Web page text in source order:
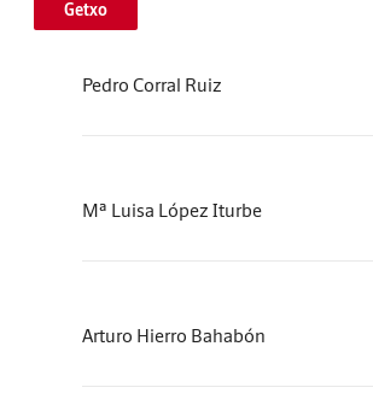
Getxo
Pedro Corral Ruiz
Mª Luisa López Iturbe
Arturo Hierro Bahabón